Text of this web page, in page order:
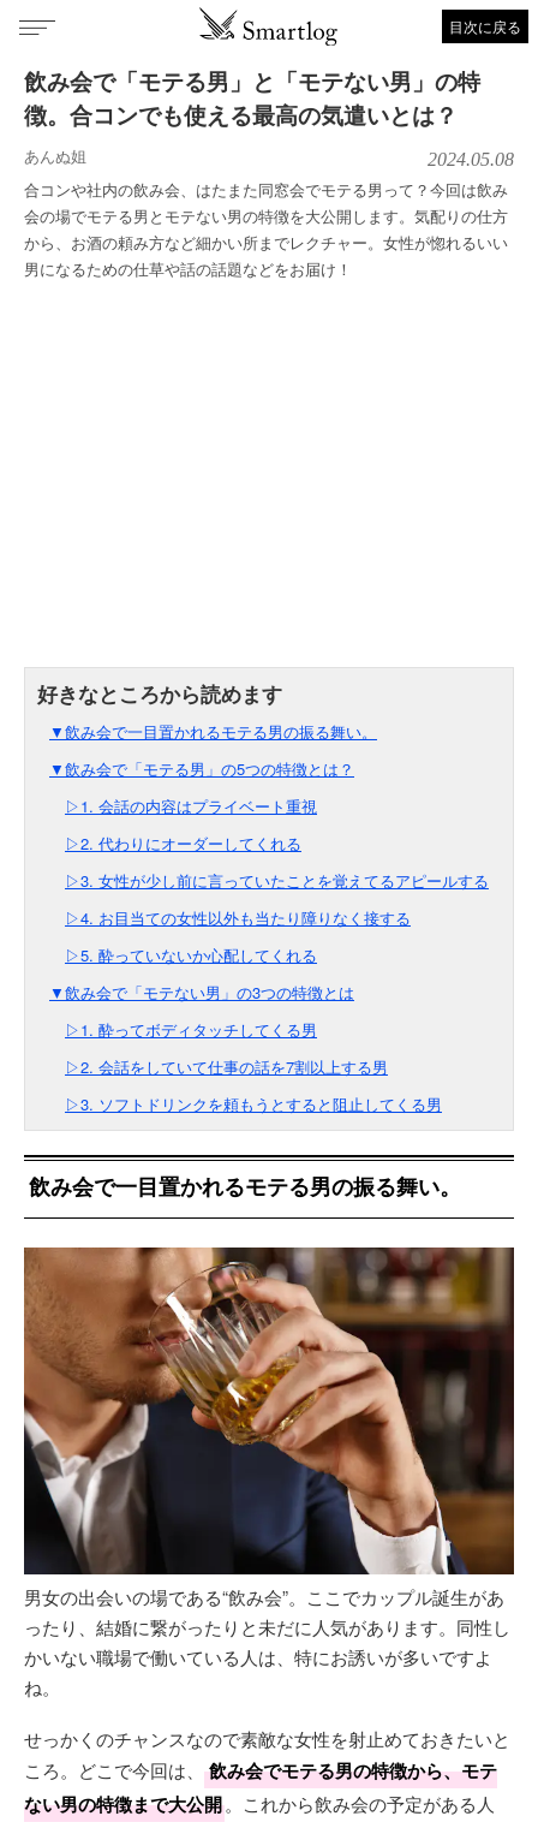
目次に戻る
飲み会で「モテる男」と「モテない男」の特
徴。合コンでも使える最高の気遣いとは？
あんぬ姐 2024.05.08
合コンや社内の飲み会、はたまた同窓会でモテる男って？今回は飲み
会の場でモテる男とモテない男の特徴を大公開します。気配りの仕方
から、お酒の頼み方など細かい所までレクチャー。女性が惚れるいい
男になるための仕草や話の話題などをお届け！
▼飲み会で一目置かれるモテる男の振る舞い。
▼飲み会で「モテる男」の5つの特徴とは？
▷1. 会話の内容はプライベート重視
▷2. 代わりにオーダーしてくれる
▷3. 女性が少し前に言っていたことを覚えてるアピールする
▷4. お目当ての女性以外も当たり障りなく接する
▷5. 酔っていないか心配してくれる
▼飲み会で「モテない男」の3つの特徴とは
▷1. 酔ってボディタッチしてくる男
▷2. 会話をしていて仕事の話を7割以上する男
▷3. ソフトドリンクを頼もうとすると阻止してくる男
飲み会で一目置かれるモテる男の振る舞い。
男女の出会いの場である“飲み会”。ここでカップル誕生があ
ったり、結婚に繋がったりと未だに人気があります。同性し
かいない職場で働いている人は、特にお誘いが多いですよ
ね。
せっかくのチャンスなので素敵な女性を射止めておきたいと
ころ。どこで今回は、
飲み会でモテる男の特徴から、モテ
ない男の特徴まで大公開。これから飲み会の予定がある人